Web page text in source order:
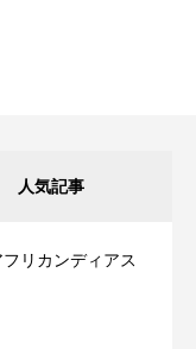
人気記事
フリカンディアス